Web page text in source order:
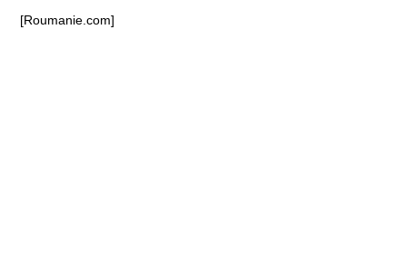
[Roumanie.com]